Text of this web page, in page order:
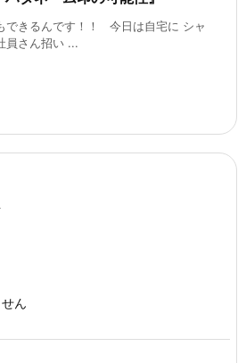
できるんです！！ 今日は自宅に シャ
員さん招い ...
ん